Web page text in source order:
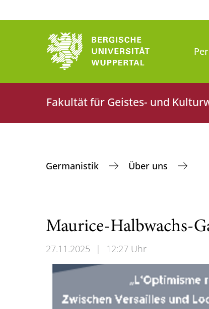
Fakultät für Geistes- und
Germanistik Über uns
Maurice-Halbwachs-
27.11.2025 | 12:27 Uhr